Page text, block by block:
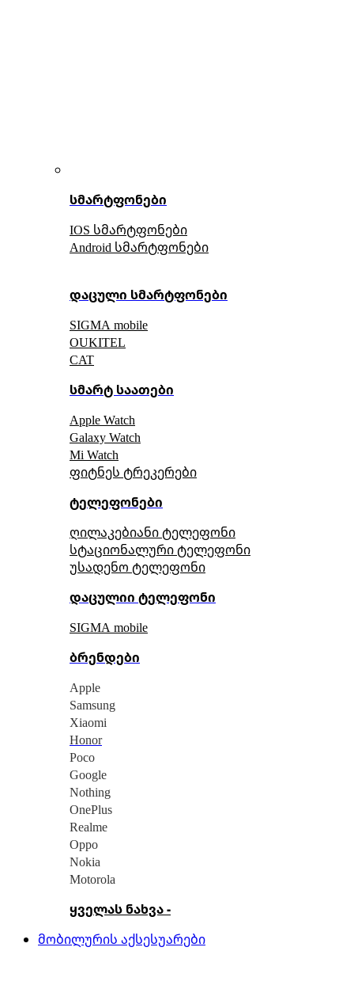
სმარტფონები
IOS სმარტფონები
Android სმარტფონები
დაცული სმარტფონები
SIGMA mobile
OUKITEL
CAT
სმარტ საათები
Apple Watch
Galaxy Watch
Mi Watch
ფიტნეს ტრეკერები
ტელეფონები
ღილაკებიანი ტელეფონი
სტაციონალური ტელეფონი
უსადენო ტელეფონი
დაცულიი ტელეფონი
SIGMA mobile
ბრენდები
Apple
Samsung
Xiaomi
Honor
Poco
Google
Nothing
OnePlus
Realme
Oppo
Nokia
Motorola
ყველას ნახვა -
მობილურის აქსესუარები